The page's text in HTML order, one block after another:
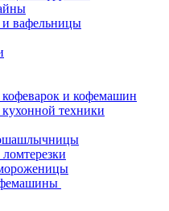
вафельницы
кофеварок и кофемашин
техники